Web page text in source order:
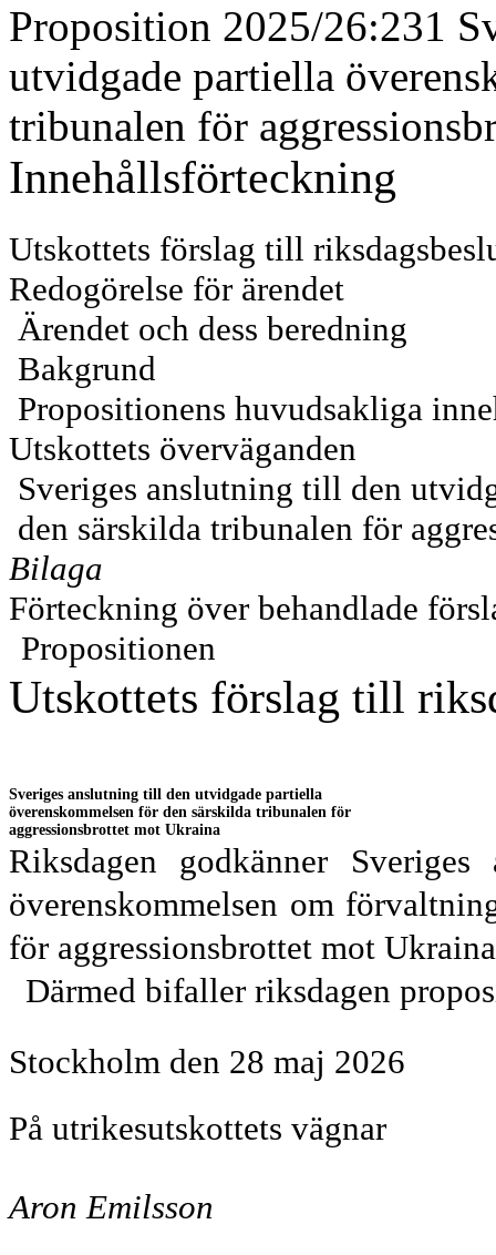
Proposition 2025/26:231
utvidgade partiella
tribunalen för
Innehållsförteckning
Utskottets förslag till
Redogörelse för ärendet
Ärendet och dess beredning
Bakgrund
Propositionens huvudsakliga
Utskottets överväganden
Sveriges anslutning till den
den särskilda tribunalen för
Bilaga
Förteckning över behandlade
Propositionen
Utskottets förslag till
Sveriges anslutning till den utvidgade partiella
överenskommelsen för den särskilda tribunalen för
aggressionsbrottet mot Ukraina
Riksdagen godkänner
överenskommelsen om
för aggressionsbrottet mot
Därmed bifaller riksdagen
Stockholm den 28 maj 2026
På utrikesutskottets vägnar
Aron Emilsson